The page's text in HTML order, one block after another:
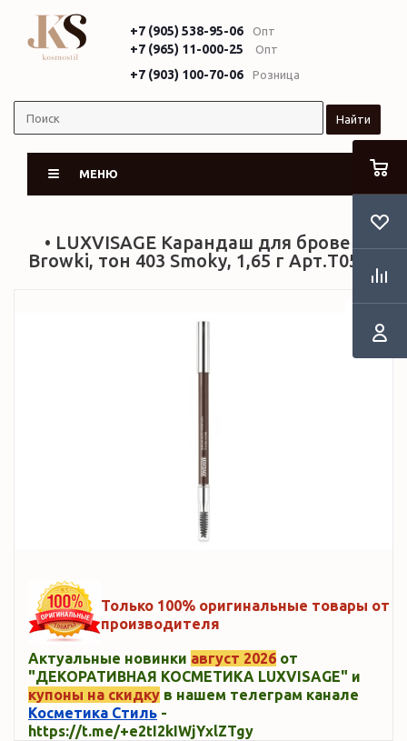
+7 (905) 538-95-06 Опт
+7 (965) 11-000-25 Опт
+7 (903) 100-70-06 Розница
Найти
МЕНЮ
• LUXVISAGE Карандаш для бровей
Browki, тон 403 Smoky, 1,65 г Арт.Т059 •
Только 100% оригинальные товары от
производителя
Актуальные новинки август 2026 от
"ДЕКОРАТИВНАЯ КОСМЕТИКА LUXVISAGE" и
купоны на скидку в нашем телеграм канале
Косметика Стиль -
https://t.me/+e2tI2kIWjYxlZTgy